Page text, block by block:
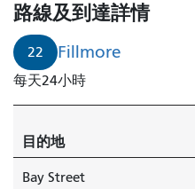
路線及到達詳情
22 Fillmore
每天24小時
目的地
Bay Street